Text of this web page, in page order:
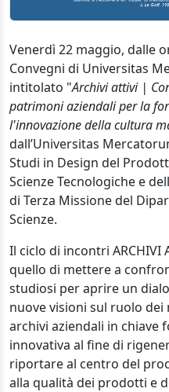
Venerdì 22 maggio, dalle
Convegni di Universitas
intitolato "Archivi attivi |
patrimoni aziendali per la
l'innovazione della cultura
dall’Universitas
Studi in Design del
Scienze Tecnologiche e
di Terza Missione del
Scienze.
Il ciclo di incontri ARCHIVI
quello di mettere a
studiosi per aprire un
nuove visioni sul ruolo dei
archivi aziendali in chiave
innovativa al fine di
riportare al centro del
alla qualità dei prodotti e